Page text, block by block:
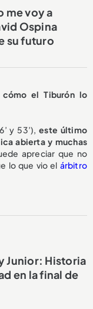
me voy a
Ospina
su futuro
cómo el Tiburón lo
y 53’),este último
abierta y muchas
apreciar que no
lo que vio el árbitro
Junior: Historia
en la final de